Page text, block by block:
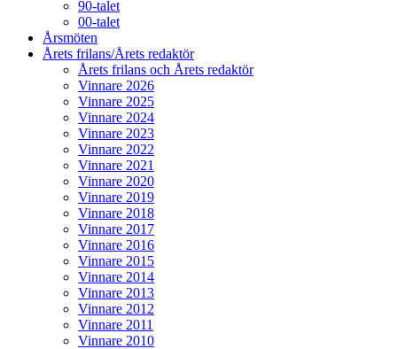
90-talet
00-talet
Årsmöten
Årets frilans/Årets redaktör
Årets frilans och Årets redaktör
Vinnare 2026
Vinnare 2025
Vinnare 2024
Vinnare 2023
Vinnare 2022
Vinnare 2021
Vinnare 2020
Vinnare 2019
Vinnare 2018
Vinnare 2017
Vinnare 2016
Vinnare 2015
Vinnare 2014
Vinnare 2013
Vinnare 2012
Vinnare 2011
Vinnare 2010